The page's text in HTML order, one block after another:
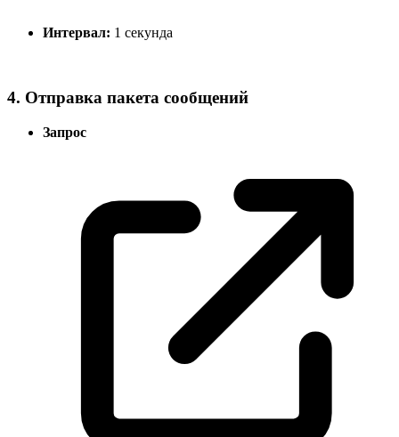
Интервал: 1 секунда
4. Отправка пакета сообщений
Запрос